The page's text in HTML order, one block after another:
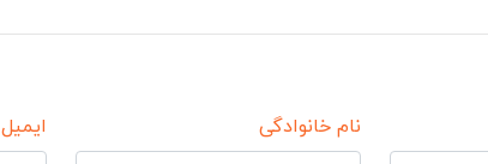
نام خانوادگی ایمیل